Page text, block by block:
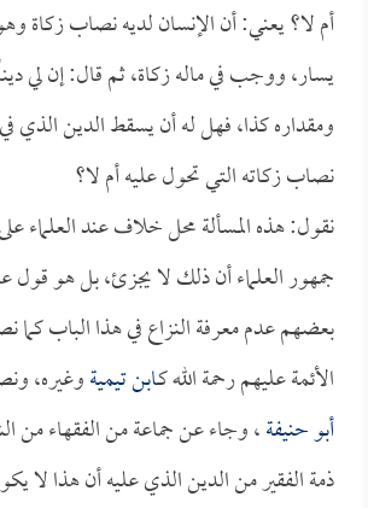
أم لا؟ يعني: أن الإنسان لديه نصاب
يسار، ووجب في ماله زكاة، ثم قال: إن لي
ومقداره كذا، فهل له أن يسقط الدين الذي
نصاب زكاته التي تحول عليه أم لا؟
نقول: هذه المسألة محل خلاف عند العلماء
جمهور العلماء أن ذلك لا يجزئ، بل هو
بعضهم عدم معرفة النزاع في هذا الباب كما
الأئمة عليهم رحمة الله كـابن تيميةوغيره،
أبو حنيفة، وجاء عن جماعة من الفقهاء من
ذمة الفقير من الدين الذي عليه أن هذا لا